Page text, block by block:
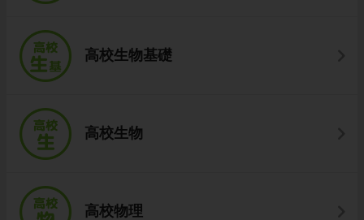
高校生物基礎
高校生物
高校物理